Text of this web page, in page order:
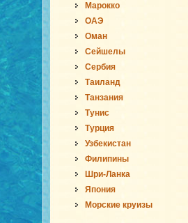
Марокко
ОАЭ
Оман
Сейшелы
Сербия
Таиланд
Танзания
Тунис
Турция
Узбекистан
Филипины
Шри-Ланка
Япония
Морские круизы